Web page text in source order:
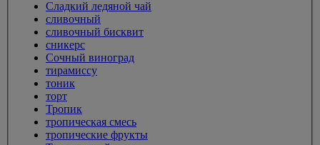
Сладкий ледяной чай
сливочный
сливочный бисквит
сникерс
Сочный виноград
тирамиссу
тоник
торт
Тропик
тропическая смесь
тропические фрукты